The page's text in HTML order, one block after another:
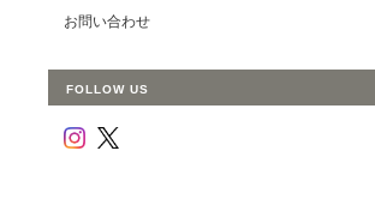
お問い合わせ
FOLLOW US